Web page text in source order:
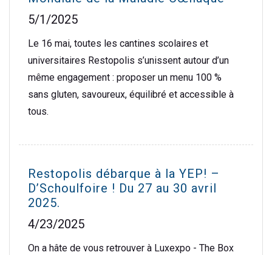
5/1/2025
Le 16 mai, toutes les cantines scolaires et
universitaires Restopolis s’unissent autour d’un
même engagement : proposer un menu 100 %
sans gluten, savoureux, équilibré et accessible à
tous.
Restopolis débarque à la YEP! –
D’Schoulfoire ! Du 27 au 30 avril
2025.
4/23/2025
On a hâte de vous retrouver à Luxexpo - The Box